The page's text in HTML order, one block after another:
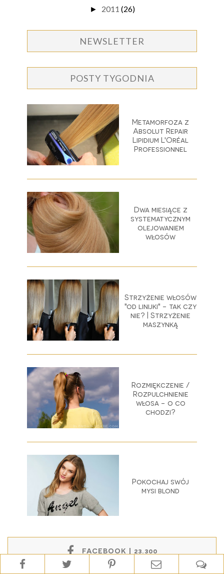
► 2011 (26)
NEWSLETTER
POSTY TYGODNIA
Metamorfoza z
Absolut Repair
Lipidium L'Oréal
Professionnel
Dwa miesiące z
systematycznym
olejowaniem
włosów
Strzyżenie włosów
"od linijki" - tak czy
nie? | Strzyżenie
maszynką
Rozmiękczenie /
Rozpulchnienie
włosa - o co
chodzi?
Pokochaj swój
mysi blond
FACEBOOK | 23.300